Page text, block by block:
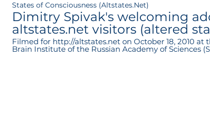
States of Consciousness (Altstates.Net)
Dimitry Spivak's welcoming
altstates.net visitors (altered
consciousness)
Filmed for http://altstates.net on October 18, 2010 at
Brain Institute of the Russian Academy of Sciences (St.
Spivak, PhD, is the leading research fellow at the